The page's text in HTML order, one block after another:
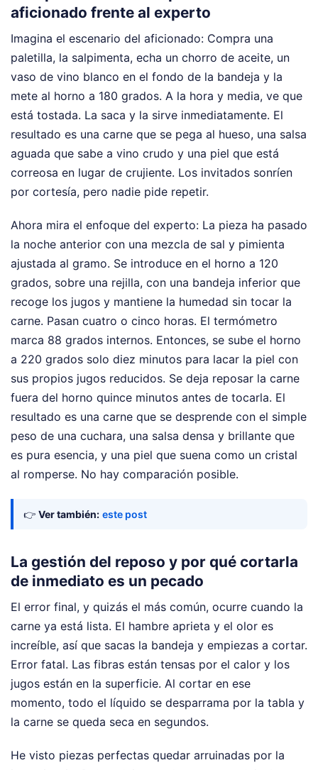
aficionado frente al experto
Imagina el escenario del aficionado: Compra una
paletilla, la salpimenta, echa un chorro de aceite, un
vaso de vino blanco en el fondo de la bandeja y la
mete al horno a 180 grados. A la hora y media, ve que
está tostada. La saca y la sirve inmediatamente. El
resultado es una carne que se pega al hueso, una salsa
aguada que sabe a vino crudo y una piel que está
correosa en lugar de crujiente. Los invitados sonríen
por cortesía, pero nadie pide repetir.
Ahora mira el enfoque del experto: La pieza ha pasado
la noche anterior con una mezcla de sal y pimienta
ajustada al gramo. Se introduce en el horno a 120
grados, sobre una rejilla, con una bandeja inferior que
recoge los jugos y mantiene la humedad sin tocar la
carne. Pasan cuatro o cinco horas. El termómetro
marca 88 grados internos. Entonces, se sube el horno
a 220 grados solo diez minutos para lacar la piel con
sus propios jugos reducidos. Se deja reposar la carne
fuera del horno quince minutos antes de tocarla. El
resultado es una carne que se desprende con el simple
peso de una cuchara, una salsa densa y brillante que
es pura esencia, y una piel que suena como un cristal
al romperse. No hay comparación posible.
👉 Ver también: este post
La gestión del reposo y por qué cortarla
de inmediato es un pecado
El error final, y quizás el más común, ocurre cuando la
carne ya está lista. El hambre aprieta y el olor es
increíble, así que sacas la bandeja y empiezas a cortar.
Error fatal. Las fibras están tensas por el calor y los
jugos están en la superficie. Al cortar en ese
momento, todo el líquido se desparrama por la tabla y
la carne se queda seca en segundos.
He visto piezas perfectas quedar arruinadas por la